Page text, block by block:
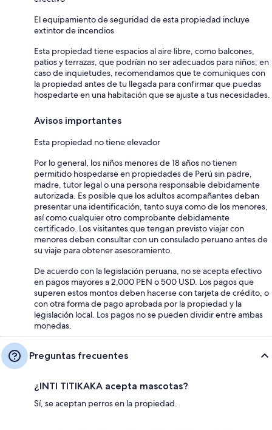
El equipamiento de seguridad de esta propiedad incluye
extintor de incendios
Esta propiedad tiene espacios al aire libre, como balcones,
patios y terrazas, que podrían no ser adecuados para niños; en
caso de inquietudes, recomendamos que te comuniques con
la propiedad antes de tu llegada para confirmar que puedas
hospedarte en una habitación que se ajuste a tus necesidades.
Avisos importantes
Esta propiedad no tiene elevador
Por lo general, los niños menores de 18 años no tienen
permitido hospedarse en propiedades de Perú sin padre,
madre, tutor legal o una persona responsable debidamente
autorizada. Es posible que los adultos acompañantes deban
presentar una identificación, tanto suya como de los menores,
así como cualquier otro comprobante debidamente
certificado. Los visitantes que tengan previsto viajar con
menores deben consultar con un consulado peruano antes de
su viaje para obtener asesoramiento.
De acuerdo con la legislación peruana, no se acepta efectivo
en pagos mayores a 2,000 PEN o 500 USD. Los pagos que
superen estos montos deben hacerse con tarjeta de crédito, o
con otra forma de pago aprobada por la propiedad y la
legislación local. Los pagos no se pueden dividir entre ambas
monedas.
Preguntas frecuentes
¿INTI TITIKAKA acepta mascotas?
Sí, se aceptan perros en la propiedad.